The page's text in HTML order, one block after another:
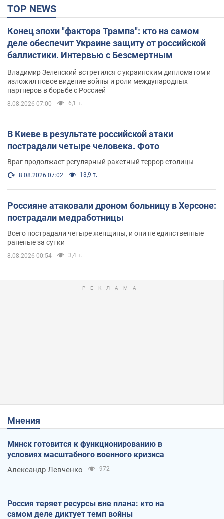
TOP NEWS
Конец эпохи "фактора Трампа": кто на самом
деле обеспечит Украине защиту от российской
баллистики. Интервью с Безсмертным
Владимир Зеленский встретился с украинским дипломатом и
изложил новое видение войны и роли международных
партнеров в борьбе с Россией
8.08.2026 07:00 6,1 т.
В Киеве в результате российской атаки
пострадали четыре человека. Фото
Враг продолжает регулярный ракетный террор столицы
8.08.2026 07:02 13,9 т.
Россияне атаковали дроном больницу в Херсоне:
пострадали медработницы
Всего пострадали четыре женщины, и они не единственные
раненые за сутки
8.08.2026 00:54 3,4 т.
Мнения
Минск готовится к функционированию в
условиях масштабного военного кризиса
Александр Левченко 972
Россия теряет ресурсы вне плана: кто на
самом деле диктует темп войны